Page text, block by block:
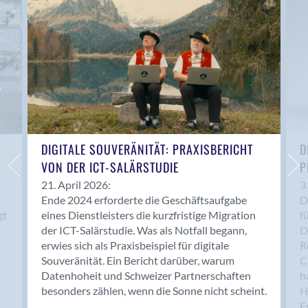
Anwil
Appenzell
Au SG
Baar
Baden
Balsthal
Balzers
Basel
Bassersdorf
Belp
Bendern
Benken (SG)
Bergdietikon
Berlin
Bern
Bern - Liebefeld
DIGITALE SOUVERÄNITÄT: PRAXISBERICHT
VON DER ICT-SALÄRSTUDIE
21. April 2026:
Ende 2024 erforderte die Geschäftsaufgabe
eines Dienstleisters die kurzfristige Migration
der ICT-Salärstudie. Was als Notfall begann,
erwies sich als Praxisbeispiel für digitale
Souveränität. Ein Bericht darüber, warum
Datenhoheit und Schweizer Partnerschaften
besonders zählen, wenn die Sonne nicht scheint.